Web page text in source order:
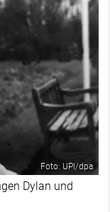
Foto: UPI/dpa
Dylan und